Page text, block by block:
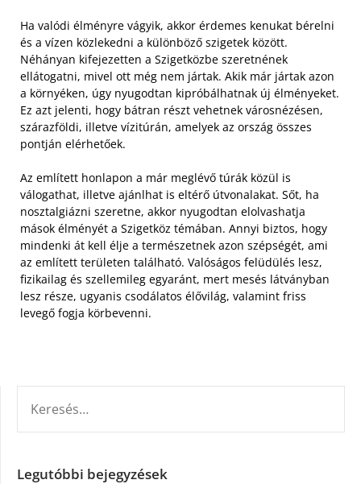
Ha valódi élményre vágyik, akkor érdemes kenukat bérelni
és a vízen közlekedni a különböző szigetek között.
Néhányan kifejezetten a Szigetközbe szeretnének
ellátogatni, mivel ott még nem jártak. Akik már jártak azon
a környéken, úgy nyugodtan kipróbálhatnak új élményeket.
Ez azt jelenti, hogy bátran részt vehetnek városnézésen,
szárazföldi, illetve vízitúrán, amelyek az ország összes
pontján elérhetőek.
Az említett honlapon a már meglévő túrák közül is
válogathat, illetve ajánlhat is eltérő útvonalakat. Sőt, ha
nosztalgiázni szeretne, akkor nyugodtan elolvashatja
mások élményét a Szigetköz témában. Annyi biztos, hogy
mindenki át kell élje a természetnek azon szépségét, ami
az említett területen található. Valóságos felüdülés lesz,
fizikailag és szellemileg egyaránt, mert mesés látványban
lesz része, ugyanis csodálatos élővilág, valamint friss
levegő fogja körbevenni.
Legutóbbi bejegyzések